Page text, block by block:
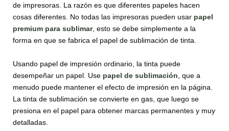
de impresoras. La razón es que diferentes papeles hacen
cosas diferentes. No todas las impresoras pueden usar papel
premium para sublimar, esto se debe simplemente a la
forma en que se fabrica el papel de sublimación de tinta.
Usando papel de impresión ordinario, la tinta puede
desempeñar un papel. Use papel de sublimación, que a
menudo puede mantener el efecto de impresión en la página.
La tinta de sublimación se convierte en gas, que luego se
presiona en el papel para obtener marcas permanentes y muy
detalladas.